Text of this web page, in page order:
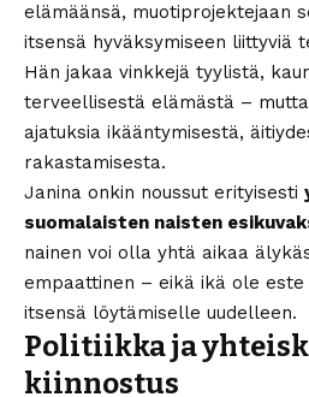
elämäänsä, muotiprojektejaan
itsensä hyväksymiseen liittyviä
Hän jakaa vinkkejä tyylistä,
terveellisestä elämästä –
ajatuksia ikääntymisestä,
rakastamisesta.
Janina onkin noussut erityisesti
suomalaisten naisten
nainen voi olla yhtä aikaa
empaattinen – eikä ikä ole
itsensä löytämiselle uudelleen.
Politiikka ja
kiinnostus